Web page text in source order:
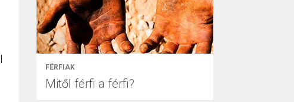
FÉRFIAK
Mitől férfi a férfi?